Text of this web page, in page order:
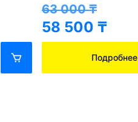
63 000₸
58 500 ₸
Подробнее